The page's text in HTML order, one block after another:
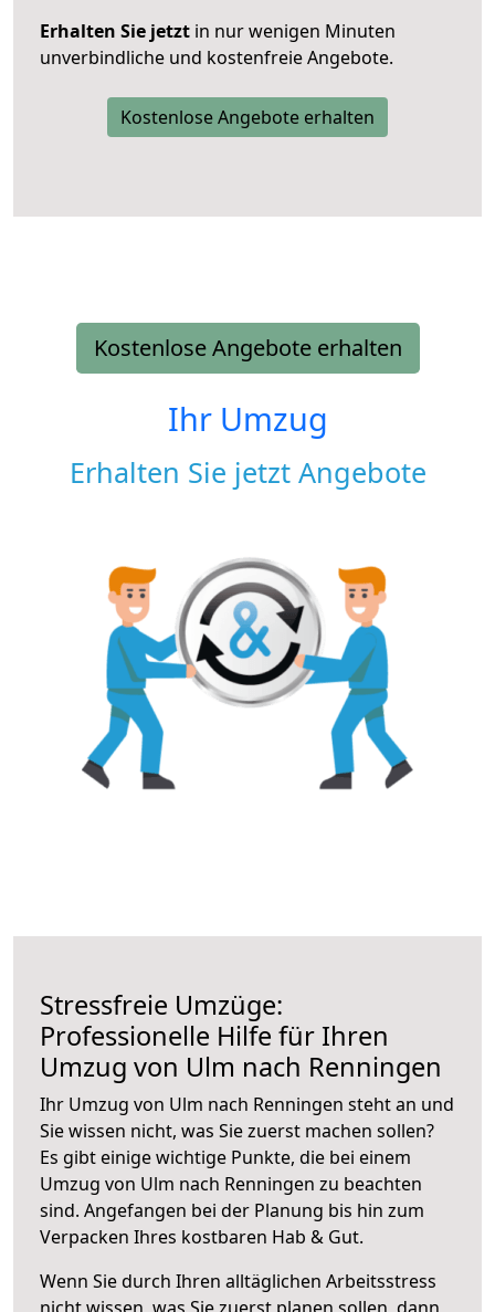
Erhalten Sie jetzt in nur wenigen Minuten
unverbindliche und kostenfreie Angebote.
Kostenlose Angebote erhalten
Kostenlose Angebote erhalten
Ihr Umzug
Erhalten Sie jetzt Angebote
Stressfreie Umzüge:
Professionelle Hilfe für Ihren
Umzug von Ulm nach Renningen
Ihr Umzug von Ulm nach Renningen steht an und
Sie wissen nicht, was Sie zuerst machen sollen?
Es gibt einige wichtige Punkte, die bei einem
Umzug von Ulm nach Renningen zu beachten
sind. Angefangen bei der Planung bis hin zum
Verpacken Ihres kostbaren Hab & Gut.
Wenn Sie durch Ihren alltäglichen Arbeitsstress